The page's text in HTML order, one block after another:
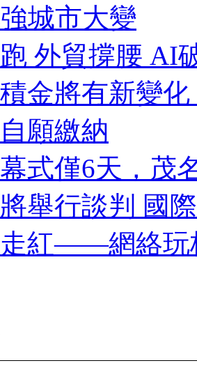
城市大變
外貿撐腰 AI
金將有新變
願繳納
式僅6天，茂
舉行談判 國
紅——網絡玩